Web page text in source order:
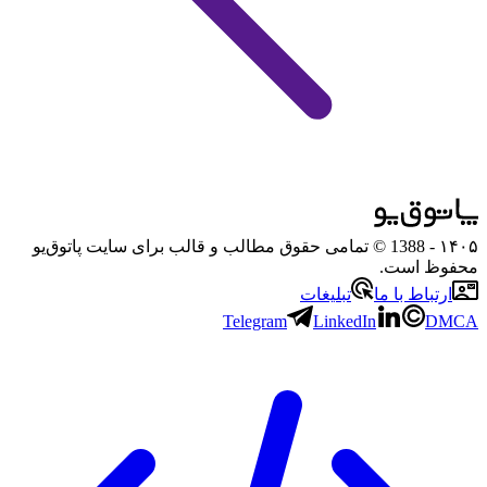
۱۴۰۵
- 1388 © تمامی حقوق مطالب و قالب برای سایت پاتوق‌یو
محفوظ است.
ارتباط با ما
تبلیغات
Telegram
LinkedIn DMCA